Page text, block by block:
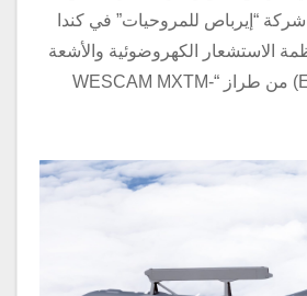
شركة “إيرباص للمروحيات” في كندا
الاستشعار الكهروضوئية والأشعة
تحت الحمراء (EO/IR) من طراز “WESCAM MXTM-